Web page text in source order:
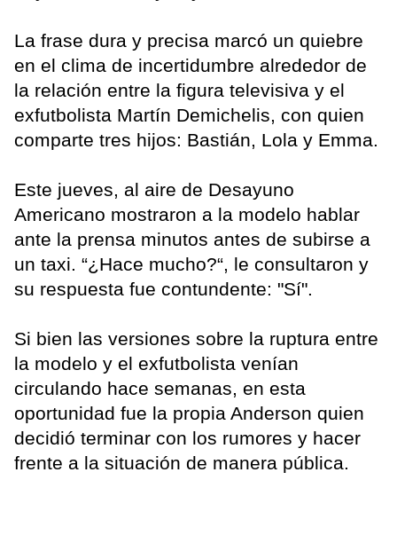
La frase dura y precisa marcó un quiebre
en el clima de incertidumbre alrededor de
la relación entre la figura televisiva y el
exfutbolista Martín Demichelis, con quien
comparte tres hijos: Bastián, Lola y Emma.
Este jueves, al aire de Desayuno
Americano mostraron a la modelo hablar
ante la prensa minutos antes de subirse a
un taxi. “¿Hace mucho?“, le consultaron y
su respuesta fue contundente: "Sí".
Si bien las versiones sobre la ruptura entre
la modelo y el exfutbolista venían
circulando hace semanas, en esta
oportunidad fue la propia Anderson quien
decidió terminar con los rumores y hacer
frente a la situación de manera pública.